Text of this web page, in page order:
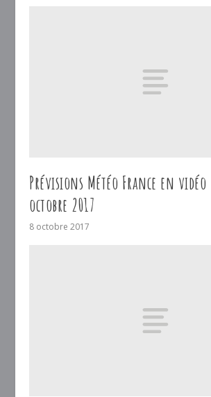
Prévisions Météo France en
octobre 2017
8 octobre 2017